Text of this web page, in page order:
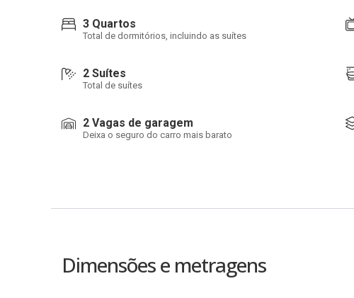
3 Quartos
Total de dormitórios, incluindo as suítes
2 Suítes
Total de suítes
2 Vagas de garagem
Deixa o seguro do carro mais barato
Dimensões e metragens